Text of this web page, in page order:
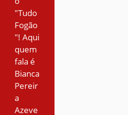
"Tudo
Fogão
"! Aqui
quem
fala é
Bianca
Pereir
a
Azeve